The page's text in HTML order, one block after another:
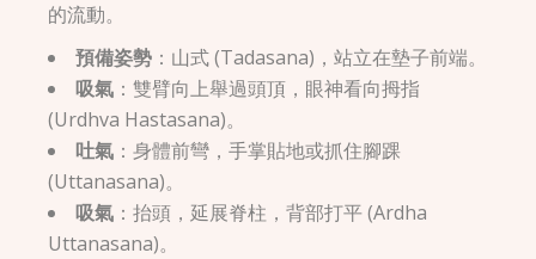
的流動。
預備姿勢 ：山式 (Tadasana)，站立在墊子前端。
吸氣 ：雙臂向上舉過頭頂，眼神看向拇指
(Urdhva Hastasana)。
吐氣 ：身體前彎，手掌貼地或抓住腳踝
(Uttanasana)。
吸氣 ：抬頭，延展脊柱，背部打平 (Ardha
Uttanasana)。